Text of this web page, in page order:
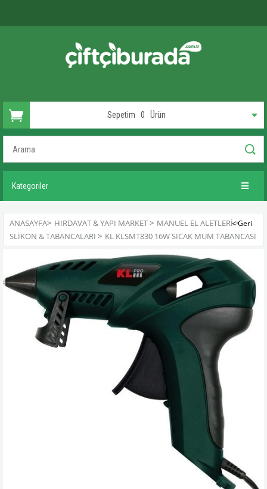
Sepetim 0 Ürün
Kategoriler
ANASAYFA> HIRDAVAT & YAPI MARKET> MANUEL EL ALETLERI>
SLIKON & TABANCALARI > KL KLSMT830 16W SICAK MUM TABANCASI